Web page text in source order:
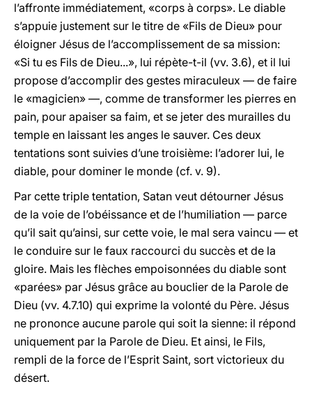
l’affronte immédiatement, «corps à corps». Le diable
s’appuie justement sur le titre de «Fils de Dieu» pour
éloigner Jésus de l’accomplissement de sa mission:
«Si tu es Fils de Dieu...», lui répète-t-il (vv. 3.6), et il lui
propose d’accomplir des gestes miraculeux — de faire
le «magicien» —, comme de transformer les pierres en
pain, pour apaiser sa faim, et se jeter des murailles du
temple en laissant les anges le sauver. Ces deux
tentations sont suivies d’une troisième: l’adorer lui, le
diable, pour dominer le monde (cf. v. 9).
Par cette triple tentation, Satan veut détourner Jésus
de la voie de l’obéissance et de l’humiliation — parce
qu’il sait qu’ainsi, sur cette voie, le mal sera vaincu — et
le conduire sur le faux raccourci du succès et de la
gloire. Mais les flèches empoisonnées du diable sont
«parées» par Jésus grâce au bouclier de la Parole de
Dieu (vv. 4.7.10) qui exprime la volonté du Père. Jésus
ne prononce aucune parole qui soit la sienne: il répond
uniquement par la Parole de Dieu. Et ainsi, le Fils,
rempli de la force de l’Esprit Saint, sort victorieux du
désert.